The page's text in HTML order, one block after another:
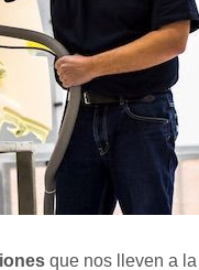
que nos lleven a la